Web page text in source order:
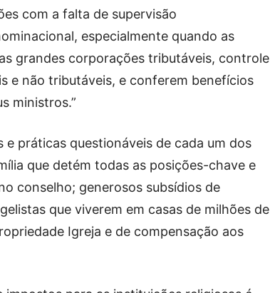
com a falta de supervisão
especialmente quando as
grandes corporações tributáveis, controle
e não tributáveis, e conferem benefícios
ministros.”
práticas questionáveis de cada um dos
que detém todas as posições-chave e
conselho; generosos subsídios de
que viverem em casas de milhões de
Igreja e de compensação aos